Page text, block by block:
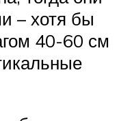
– хотя бы
40-60 см